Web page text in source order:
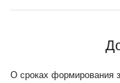
О сроках формирования